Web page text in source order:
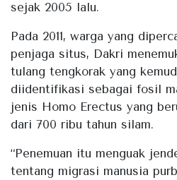
sejak 2005 lalu.
Pada 2011, warga yang
penjaga situs, Dakri
tulang tengkorak yang
diidentifikasi sebagai fosil
jenis Homo Erectus yang
dari 700 ribu tahun silam.
“Penemuan itu menguak
tentang migrasi manusia